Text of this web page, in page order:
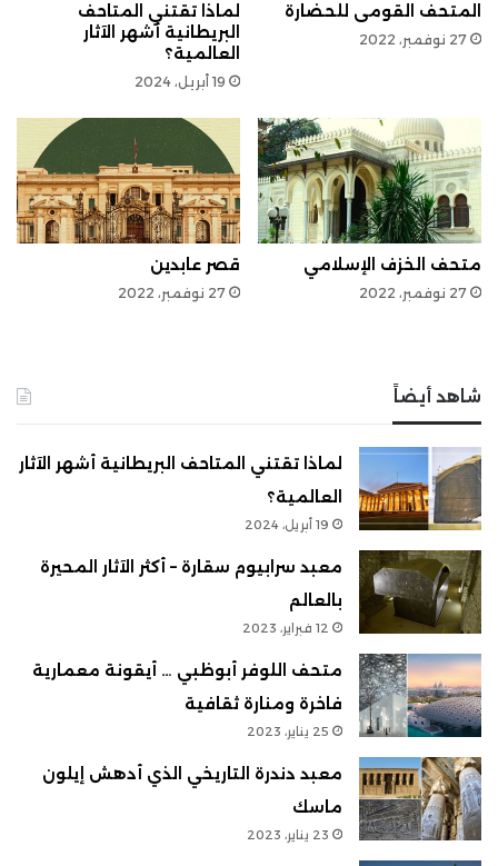
المتحف القومى للحضارة
27 نوفمبر، 2022
لماذا تقتني المتاحف
البريطانية أشهر الآثار
العالمية؟
19 أبريل، 2024
متحف الخزف الإسلامي
27 نوفمبر، 2022
قصر عابدين
27 نوفمبر، 2022
شاهد أيضاً
لماذا تقتني المتاحف البريطانية أشهر الآثار
العالمية؟
19 أبريل، 2024
معبد سرابيوم سقارة – أكثر الآثار المحيرة
بالعالم
12 فبراير، 2023
متحف اللوفر أبوظبي … أيقونة معمارية
فاخرة ومنارة ثقافية
25 يناير، 2023
معبد دندرة التاريخي الذي أدهش إيلون
ماسك
23 يناير، 2023